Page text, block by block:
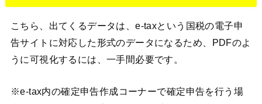
こちら、出てくるデータは、e-taxという国税の電子申
告サイトに対応した形式のデータになるため、PDFのよ
うに可視化するには、一手間必要です。
※e-tax内の確定申告作成コーナーで確定申告を行う場